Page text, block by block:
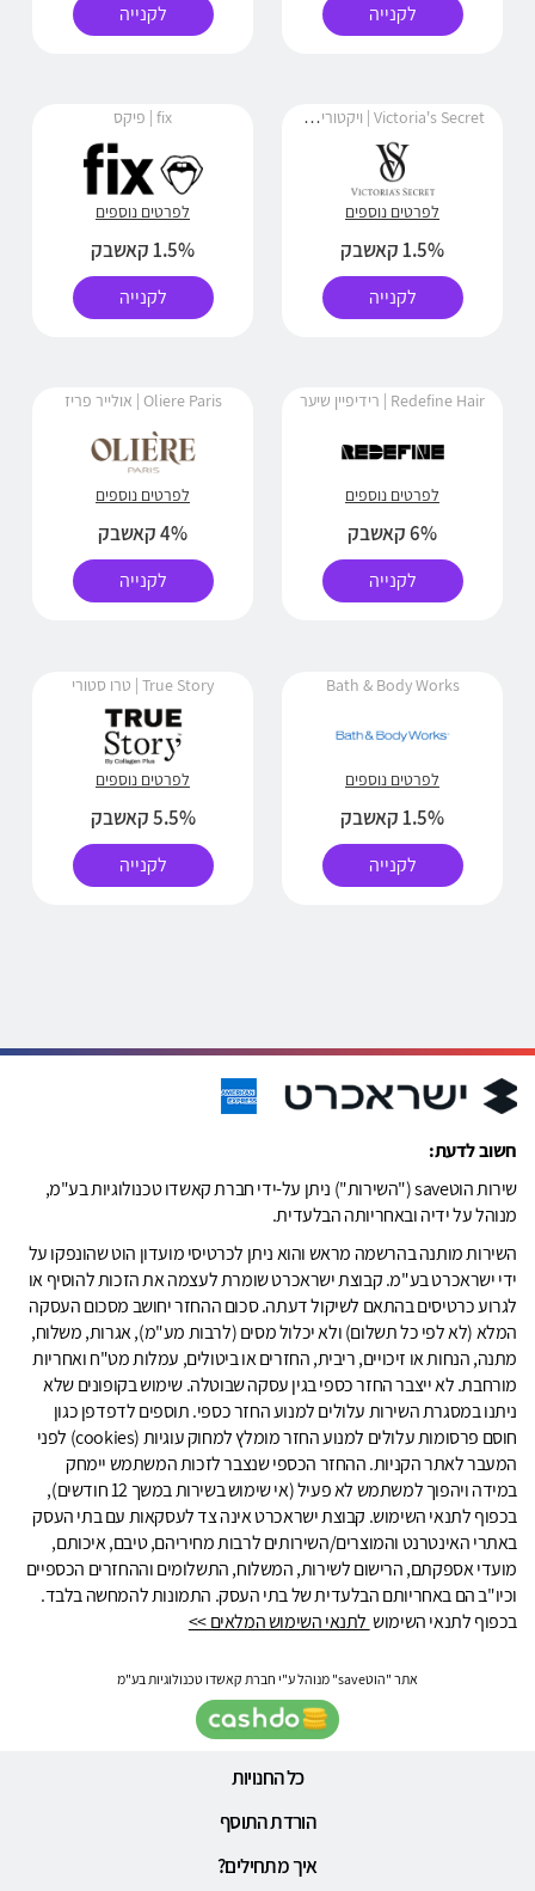
לקנייה לקנייה
Victoria's Secret | ויקטוריה סיקרט
לפרטים נוספים
1.5% קאשבק
לקנייה
fix | פיקס
לפרטים נוספים
1.5% קאשבק
לקנייה
Redefine Hair | רידיפיין שיער
לפרטים נוספים
6% קאשבק
לקנייה
Oliere Paris | אולייר פריז
לפרטים נוספים
4% קאשבק
לקנייה
Bath & Body Works
לפרטים נוספים
1.5% קאשבק
לקנייה
True Story | טרו סטורי
לפרטים נוספים
5.5% קאשבק
לקנייה
חשוב לדעת:
שירות הוטsave ("השירות") ניתן על-ידי חברת קאשדו טכנולוגיות בע"מ,
מנוהל על ידיה ובאחריותה הבלעדית.
השירות מותנה בהרשמה מראש והוא ניתן לכרטיסי מועדון הוט שהונפקו על
ידי ישראכרט בע"מ. קבוצת ישראכרט שומרת לעצמה את הזכות להוסיף או
לגרוע כרטיסים בהתאם לשיקול דעתה. סכום ההחזר יחושב מסכום העסקה
המלא (לא לפי כל תשלום) ולא יכלול מסים (לרבות מע"מ), אגרות, משלוח,
מתנה, הנחות או זיכויים, ריבית, החזרים או ביטולים, עמלות מט"ח ואחריות
מורחבת. לא ייצבר החזר כספי בגין עסקה שבוטלה. שימוש בקופונים שלא
ניתנו במסגרת השירות עלולים למנוע החזר כספי. תוספים לדפדפן כגון
חוסם פרסומות עלולים למנוע החזר מומלץ למחוק עוגיות (cookies) לפני
המעבר לאתר הקניות. ההחזר הכספי שנצבר לזכות המשתמש יימחק
במידה ויהפוך למשתמש לא פעיל (אי שימוש בשירות במשך 12 חודשים),
בכפוף לתנאי השימוש. קבוצת ישראכרט אינה צד לעסקאות עם בתי העסק
באתרי האינטרנט והמוצרים/השירותים לרבות מחיריהם, טיבם, איכותם,
מועדי אספקתם, הרישום לשירות, המשלוח, התשלומים וההחזרים הכספיים
וכיו"ב הם באחריותם הבלעדית של בתי העסק. התמונות להמחשה בלבד.
בכפוף לתנאי השימוש לתנאי השימוש המלאים >>
אתר "הוטsave" מנוהל ע"י חברת קאשדו טכנולוגיות בע"מ
כל החנויות
הורדת התוסף
איך מתחילים?